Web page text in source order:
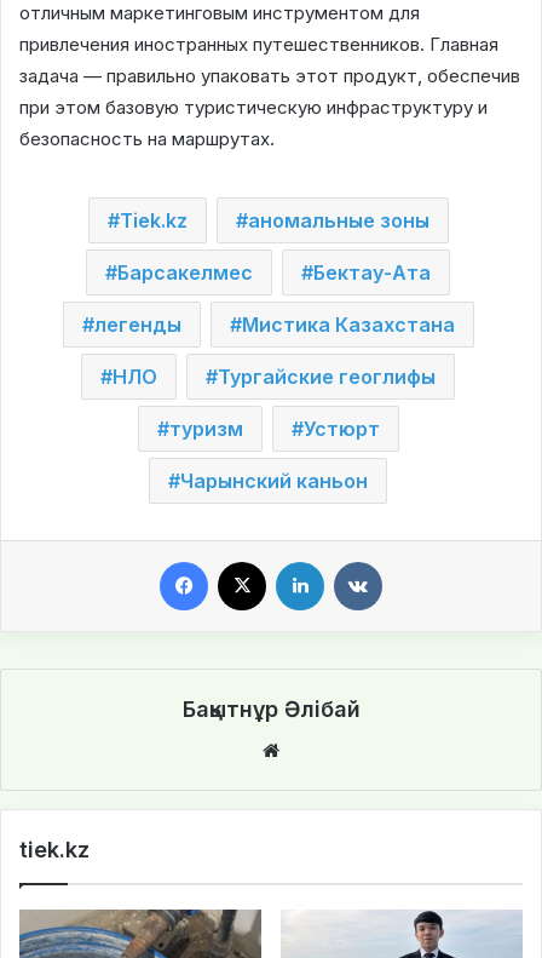
отличным маркетинговым инструментом для
привлечения иностранных путешественников. Главная
задача — правильно упаковать этот продукт, обеспечив
при этом базовую туристическую инфраструктуру и
безопасность на маршрутах.
Tiek.kz аномальные зоны
Барсакелмес Бектау-Ата
легенды Мистика Казахстана
НЛО Тургайские геоглифы
туризм Устюрт
Чарынский каньон
Бақытнұр Әлібай
te
tiek.kz